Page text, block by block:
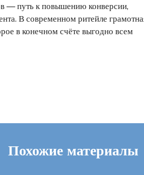
— путь к повышению конверсии,
В современном ритейле
в конечном счёте выгодно всем
Похожие материалы